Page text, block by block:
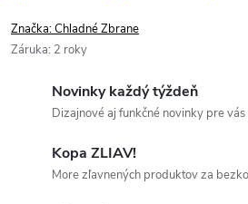
Značka:Chladné Zbrane
Záruka: 2 roky
Novinky každý týždeň
Dizajnové aj funkčné novinky pre
Kopa ZLIAV!
More zľavnených produktov za